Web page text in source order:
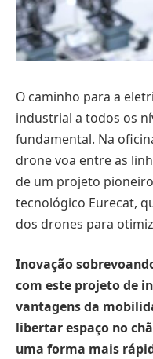
O caminho para a
industrial a todos os
fundamental. Na
drone voa entre as
de um projeto
tecnológico Eurecat,
dos drones para
Inovação
com este projeto de
vantagens da
libertar espaço no
uma forma mais